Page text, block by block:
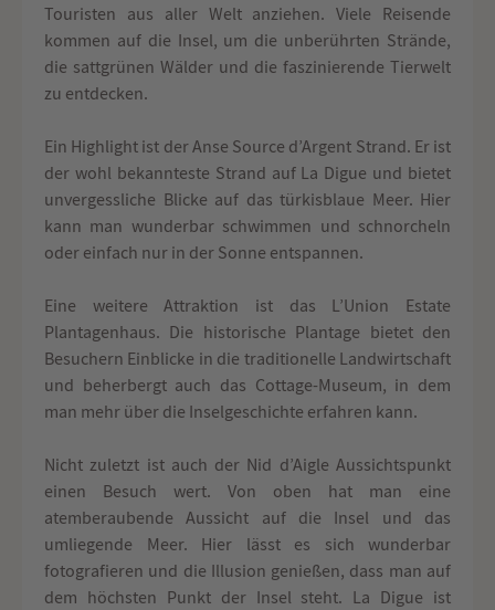
Touristen aus aller Welt anziehen. Viele Reisende
kommen auf die Insel, um die unberührten Strände,
die sattgrünen Wälder und die faszinierende Tierwelt
zu entdecken.
Ein Highlight ist der Anse Source d’Argent Strand. Er ist
der wohl bekannteste Strand auf La Digue und bietet
unvergessliche Blicke auf das türkisblaue Meer. Hier
kann man wunderbar schwimmen und schnorcheln
oder einfach nur in der Sonne entspannen.
Eine weitere Attraktion ist das L’Union Estate
Plantagenhaus. Die historische Plantage bietet den
Besuchern Einblicke in die traditionelle Landwirtschaft
und beherbergt auch das Cottage-Museum, in dem
man mehr über die Inselgeschichte erfahren kann.
Nicht zuletzt ist auch der Nid d’Aigle Aussichtspunkt
einen Besuch wert. Von oben hat man eine
atemberaubende Aussicht auf die Insel und das
umliegende Meer. Hier lässt es sich wunderbar
fotografieren und die Illusion genießen, dass man auf
dem höchsten Punkt der Insel steht. La Digue ist